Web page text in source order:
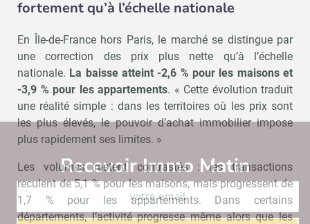
fortement qu’à l’échelle nationale
En Île-de-France hors Paris, le marché se distingue par
une correction des prix plus nette qu’à l’échelle
nationale. La baisse atteint -2,6 % pour les maisons et
-3,9 % pour les appartements. « Cette évolution traduit
une réalité simple : dans les territoires où les prix sont
les plus élevés, le pouvoir d’achat immobilier impose
plus rapidement ses limites. »
Les volumes restent contrastés : les transactions
reculent de 5,1 % pour les maisons, mais progressent de
1,7 % pour les appartements. Dans certains
départements, l’activité progresse même alors que les
Recevoir Immo Matin